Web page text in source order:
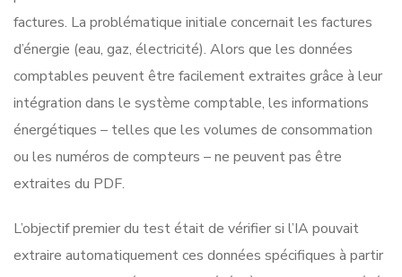
factures. La problématique initiale concernait les factures
d’énergie (eau, gaz, électricité). Alors que les données
comptables peuvent être facilement extraites grâce à leur
intégration dans le système comptable, les informations
énergétiques – telles que les volumes de consommation
ou les numéros de compteurs – ne peuvent pas être
extraites du PDF.
L’objectif premier du test était de vérifier si l’IA pouvait
extraire automatiquement ces données spécifiques à partir